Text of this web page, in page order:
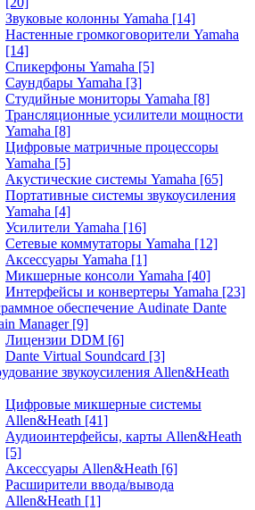
Звуковые колонны Yamaha [14]
Настенные громкоговорители Yamaha
[14]
Спикерфоны Yamaha [5]
Саундбары Yamaha [3]
Студийные мониторы Yamaha [8]
Трансляционные усилители мощности
Yamaha [8]
Цифровые матричные процессоры
Yamaha [5]
Акустические системы Yamaha [65]
Портативные системы звукоусиления
Yamaha [4]
Усилители Yamaha [16]
Сетевые коммутаторы Yamaha [12]
Аксессуары Yamaha [1]
Микшерные консоли Yamaha [40]
Интерфейсы и конвертеры Yamaha [23]
обеспечение Audinate Dante
Manager [9]
Лицензии DDM [6]
Dante Virtual Soundcard [3]
звукоусиления Allen&Heath
Цифровые микшерные системы
Allen&Heath [41]
Аудиоинтерфейсы, карты Allen&Heath
[5]
Аксессуары Allen&Heath [6]
Расширители ввода/вывода
Allen&Heath [1]